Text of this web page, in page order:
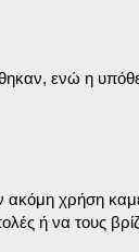
ενώ η
ακόμη χρήση
ή να τους